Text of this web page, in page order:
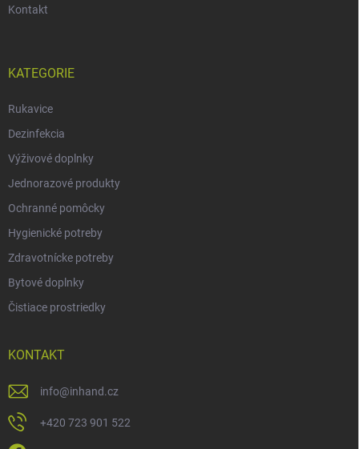
Kontakt
KATEGORIE
Rukavice
Dezinfekcia
Výživové doplnky
Jednorazové produkty
Ochranné pomôcky
Hygienické potreby
Zdravotnícke potreby
Bytové doplnky
Čistiace prostriedky
KONTAKT
info@inhand.cz
+420 723 901 522